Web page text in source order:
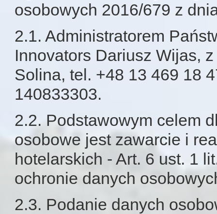
osobowych 2016/679 z
2.1. Administratorem
Innovators Dariusz Wijas,
Solina, tel. +48 13 469 18
140833303.
2.2. Podstawowym celem
osobowe jest zawarcie i
hotelarskich - Art. 6 ust. 1
ochronie danych
2.3. Podanie danych